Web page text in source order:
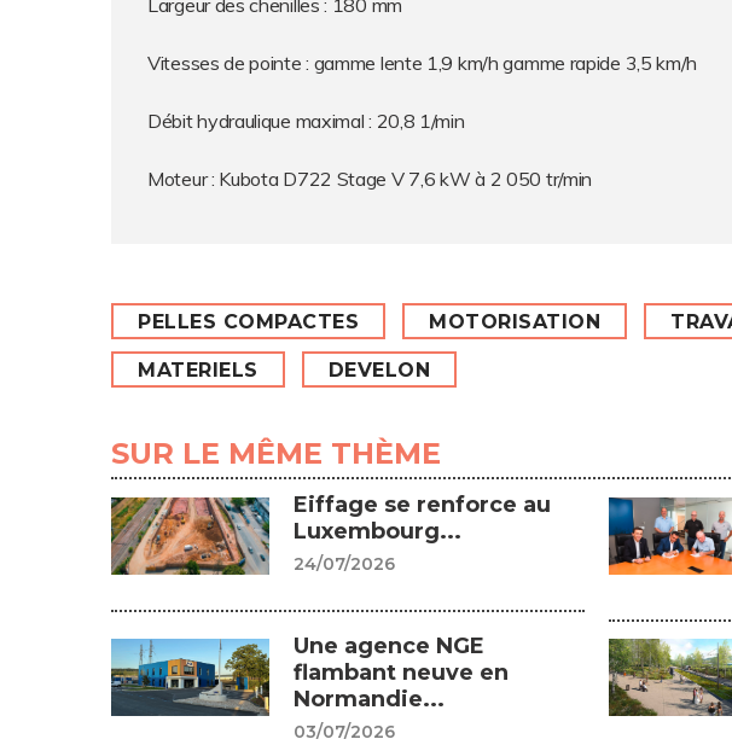
Largeur des chenilles : 180 mm
Vitesses de pointe : gamme lente 1,9 km/h gamme rapide 3,5 km/h
Débit hydraulique maximal : 20,8 1/min
Moteur : Kubota D722 Stage V 7,6 kW à 2 050 tr/min
PELLES COMPACTES MOTORISATION
MATERIELS DEVELON
SUR LE MÊME THÈME
Eiffage se renforce au
Luxembourg...
24/07/2026
Une agence NGE
flambant neuve en
Normandie...
03/07/2026